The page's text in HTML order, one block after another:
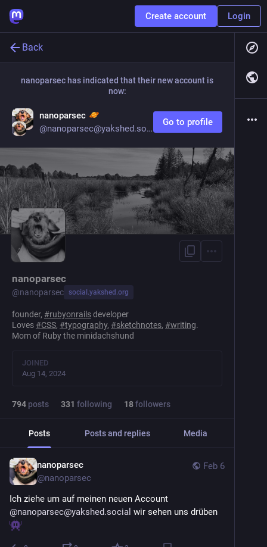
Create account Login
Back
nanoparsec has indicated that their new account is
now:
nanoparsec
@nanoparsec@yakshed.social
Go to profile
nanoparsec
@nanoparsec social.yakshed.org
founder, #rubyonrailsdeveloper
Loves #CSS, #typography, #sketchnotes, #writing.
Mom of Ruby the minidachshund
JOINED
Aug 14, 2024
794 posts 331 following 18followers
Posts Posts and replies Media
Feb 6
nanoparsec
@nanoparsec
@nanoparsec@yakshed.social wir sehen uns drüben